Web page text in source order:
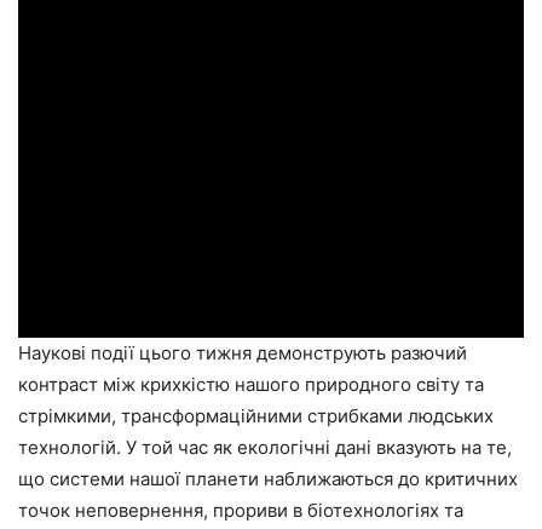
Наукові події цього тижня демонструють разючий
контраст між крихкістю нашого природного світу та
стрімкими, трансформаційними стрибками людських
технологій. У той час як екологічні дані вказують на те,
що системи нашої планети наближаються до критичних
точок неповернення, прориви в біотехнологіях та